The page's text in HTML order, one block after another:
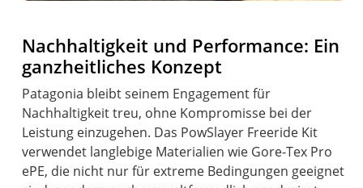
Nachhaltigkeit und Performance: Ein
ganzheitliches Konzept
Patagonia bleibt seinem Engagement für
Nachhaltigkeit treu, ohne Kompromisse bei der
Leistung einzugehen. Das PowSlayer Freeride Kit
verwendet langlebige Materialien wie Gore-Tex Pro
ePE, die nicht nur für extreme Bedingungen geeignet